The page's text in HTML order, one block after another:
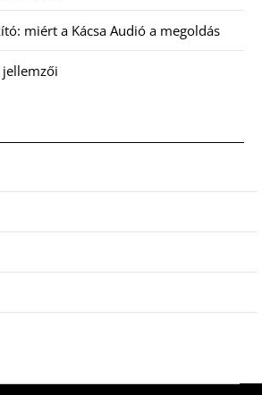
miért a Kácsa Audió a megoldás